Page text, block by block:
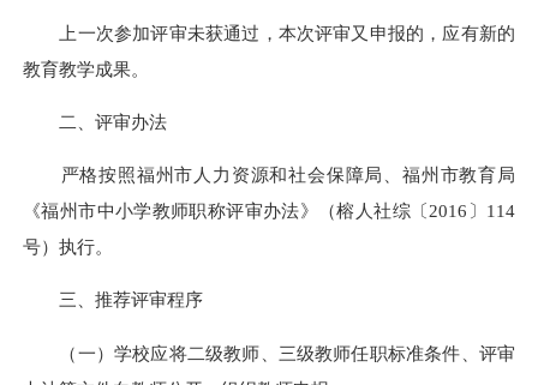
上一次参加评审未获通过，本次评审又申报的，应有新的
教育教学成果。
二、评审办法
严格按照福州市人力资源和社会保障局、福州市教育局
《福州市中小学教师职称评审办法》（榕人社综〔2016〕114
号）执行。
三、推荐评审程序
（一）学校应将二级教师、三级教师任职标准条件、评审